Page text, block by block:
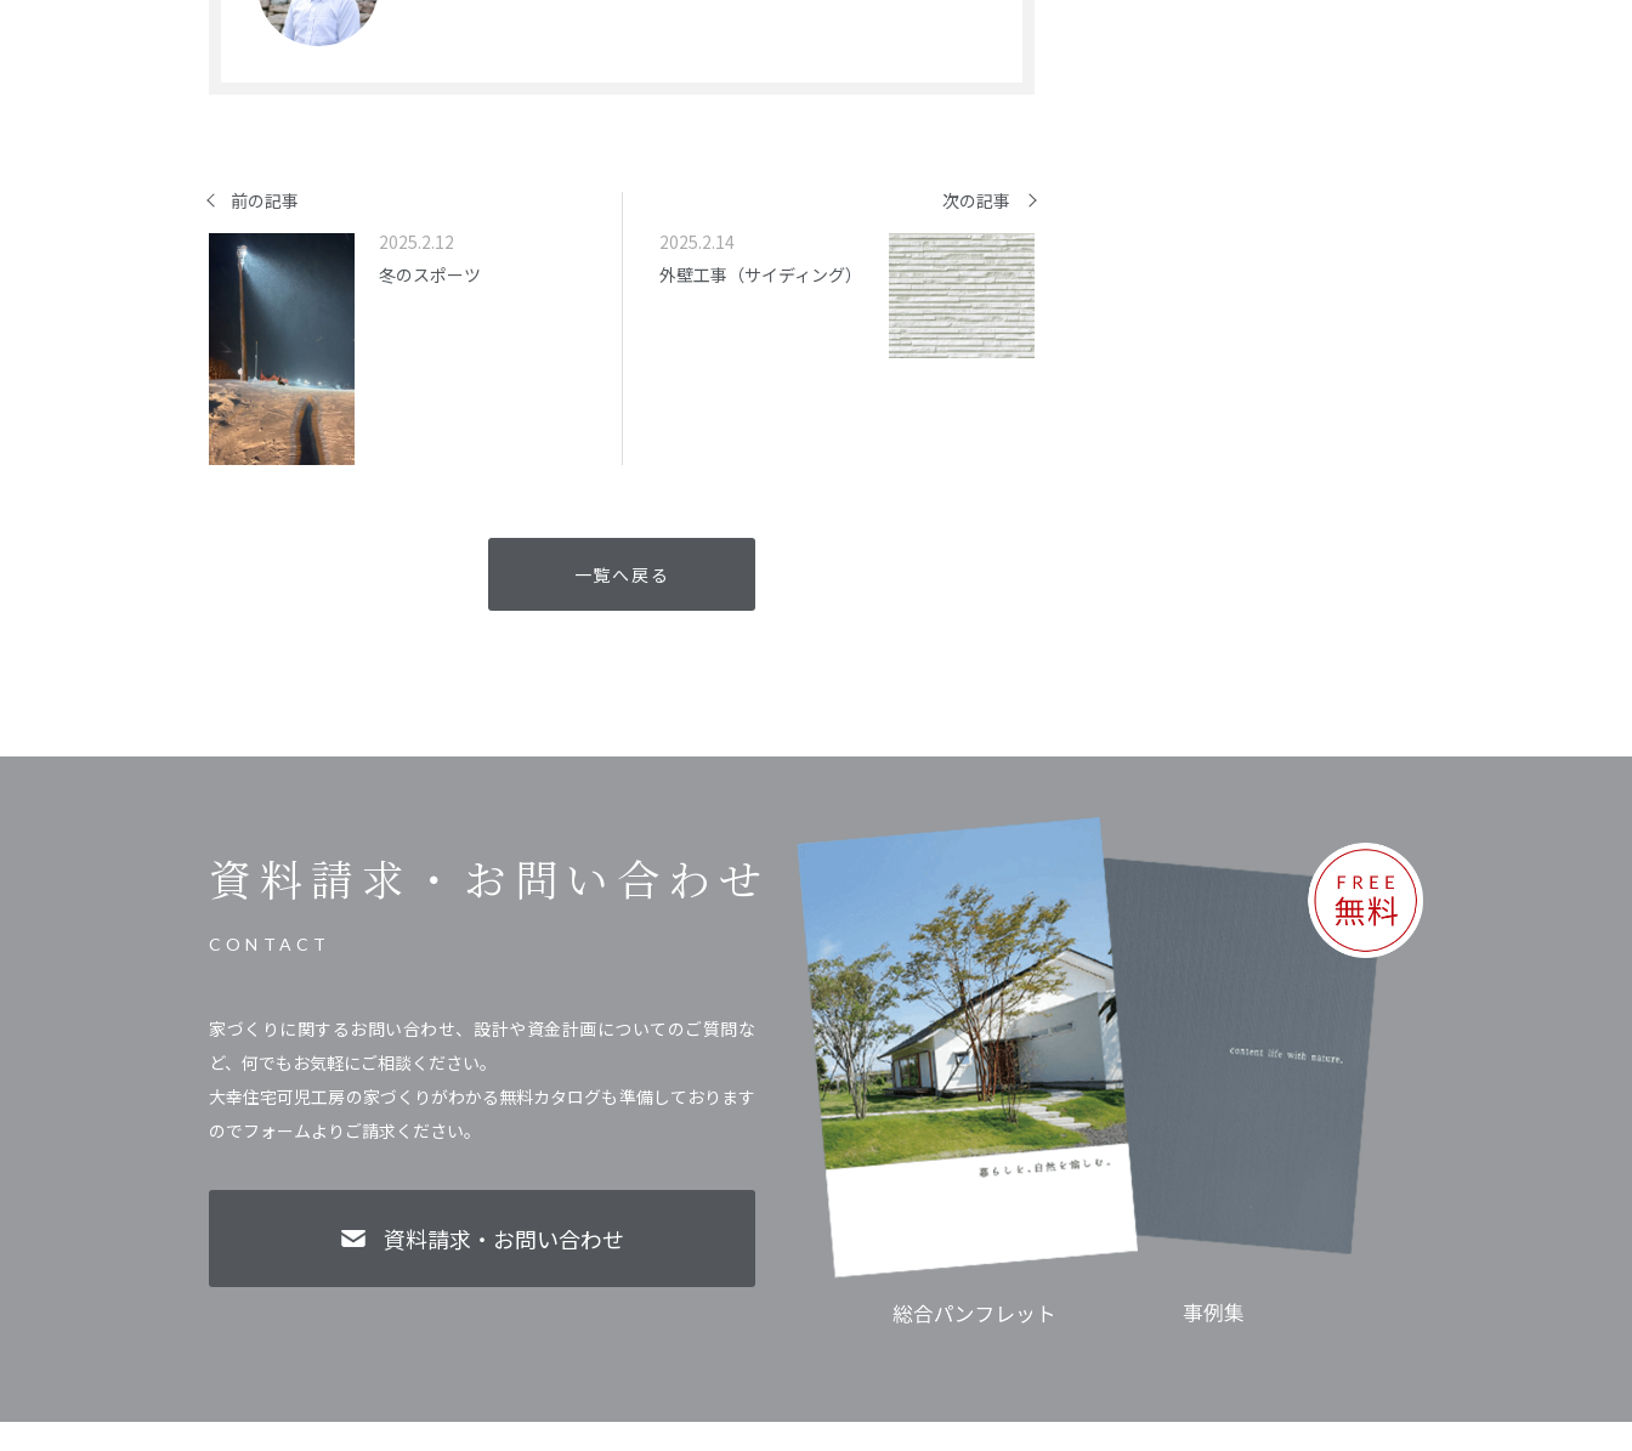
前の記事
2025.2.12
冬のスポーツ
次の記事
2025.2.14
外壁工事（サイディング）
一覧へ戻る
資料請求・ お問い合わせ
CONTACT
家づくりに関するお問い合わせ、設計や資金計画についてのご質問な
ど、何でもお気軽にご相談ください。
大幸住宅可児工房の家づくりがわかる無料カタログも準備しております
のでフォームよりご請求ください。
資料請求・お問い合わせ